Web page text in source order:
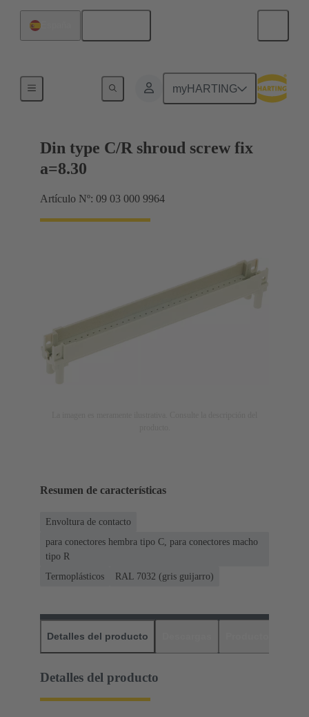
myHARTING
Terminación de placa madre a tarjeta hija
Din type C/R shroud screw fix
a=8.30
Artículo Nº: 09 03 000 9964
Resumen de características
Envoltura de contacto
para conectores hembra tipo C, para conectores macho
tipo R
Termoplásticos
RAL 7032 (gris guijarro)
Detalles del producto
Detalles del producto